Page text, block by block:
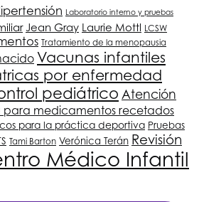
Laboratorio interno y pruebas
Jean Gray Laurie Mottl LCSW
Tratamiento de la menopausia
Vacunas infantiles
por enfermedad
pediátrico Atención
para medicamentos recetados
para la práctica deportiva Pruebas
Tami Barton Verónica Terán Revisión
Médico Infantil